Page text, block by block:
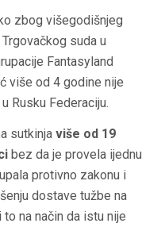
zbog višegodišnjeg
suda u
Fantasyland
više od 4 godine nije
Rusku Federaciju.
sutkinja više od 19
bez da je provela ijednu
protivno zakonu i
dostave tužbe na
na način da istu nije